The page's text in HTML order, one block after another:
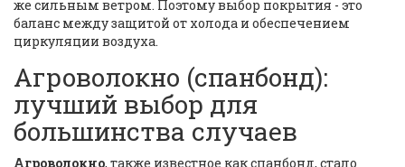
же сильным ветром. Поэтому выбор покрытия - это
баланс между защитой от холода и обеспечением
циркуляции воздуха.
Агроволокно (спанбонд):
лучший выбор для
большинства случаев
Агроволокно, также известное какспанбонд, стало